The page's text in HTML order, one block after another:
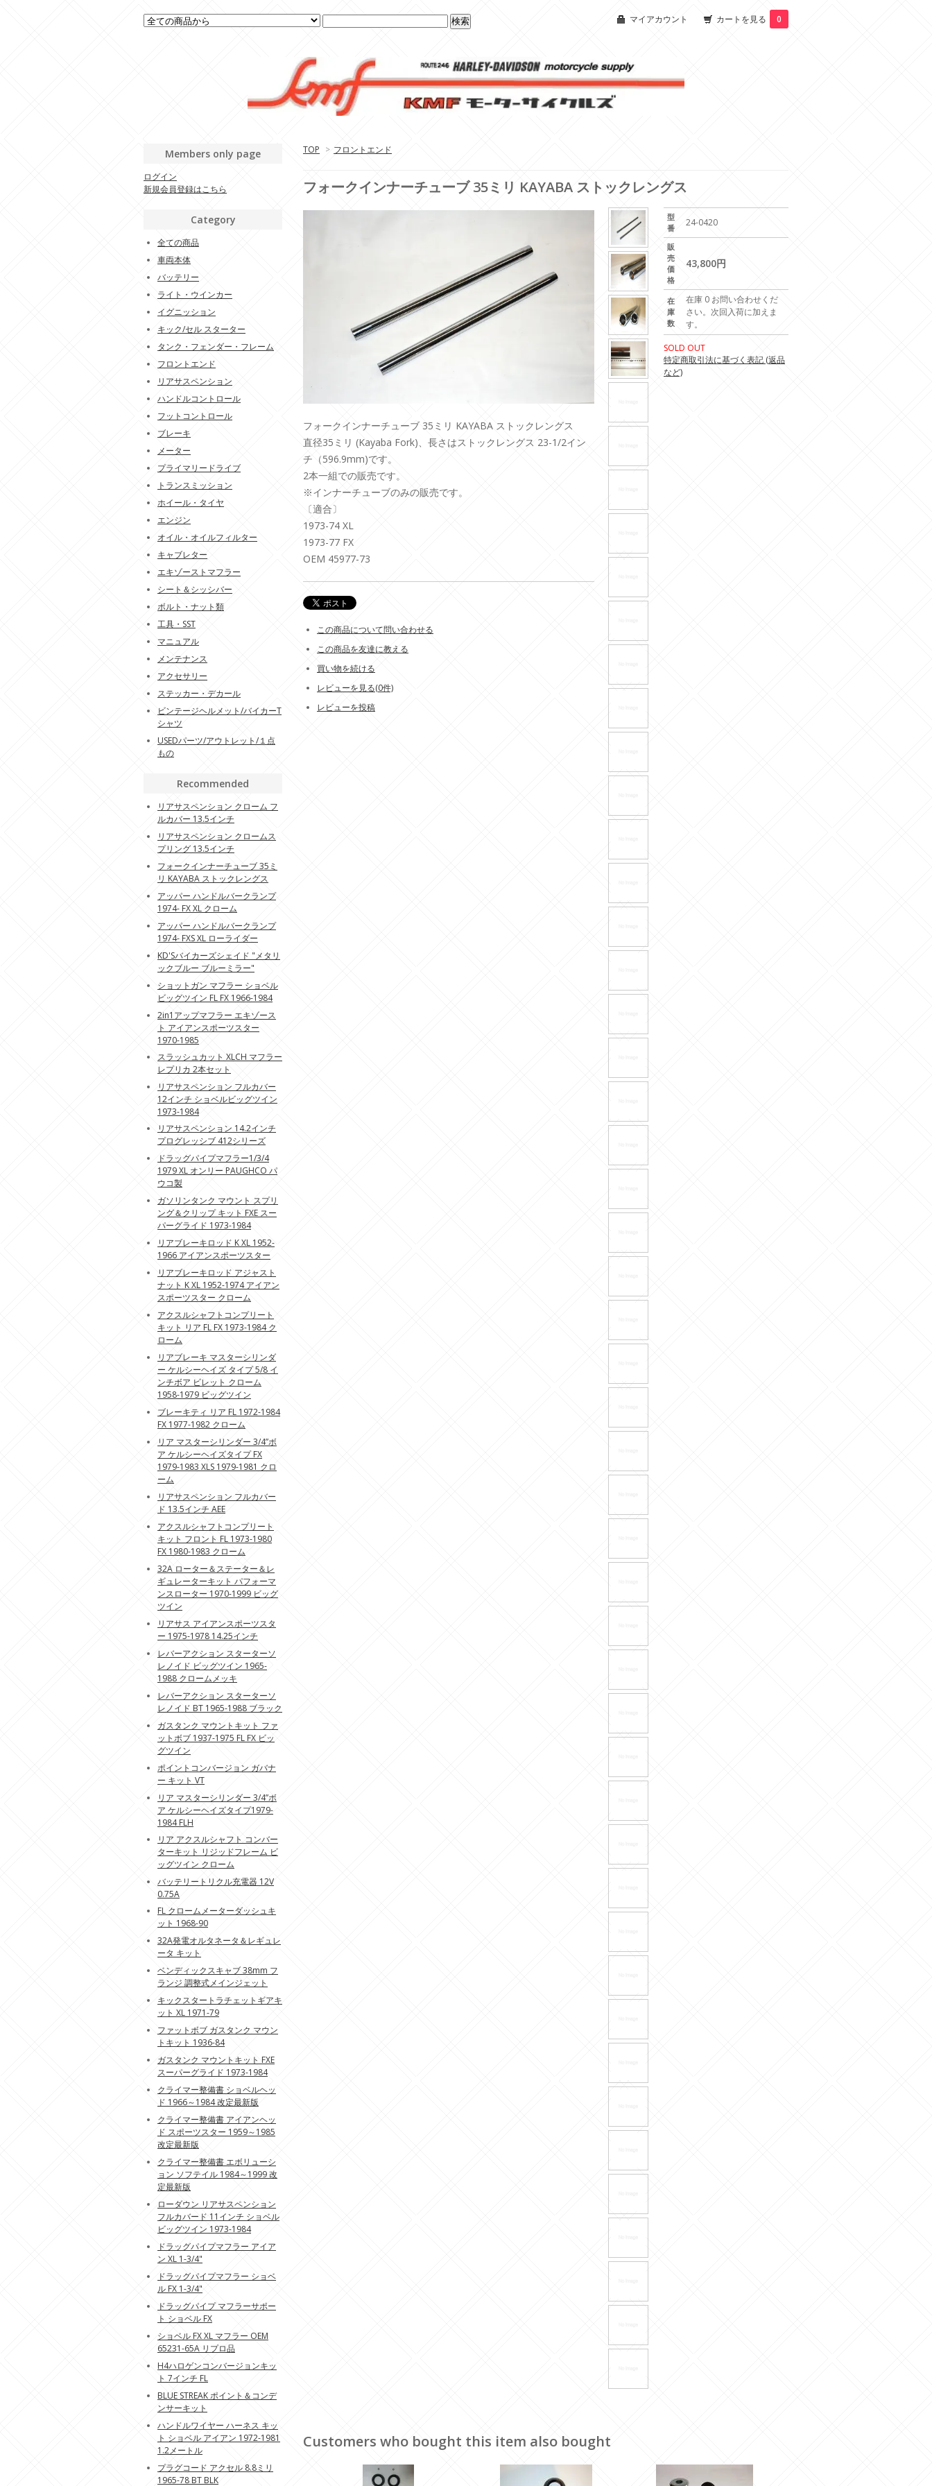
マイアカウント カートを見る 0
TOP > フロントエンド
フォークインナーチューブ 35ミリ KAYABA ストックレングス
型
番
24-0420
販
売
価
格
43,800円
在
庫
数
在庫 0 お問い合わせくだ
さい。次回入荷に加えま
す。
SOLD OUT
特定商取引法に基づく表記 (返品
など)
フォークインナーチューブ 35ミリ KAYABA ストックレングス
直径35ミリ (Kayaba Fork)、長さはストックレングス 23-1/2イン
チ（596.9mm)です。
2本一組での販売です。
※インナーチューブのみの販売です。
〔適合〕
1973-74 XL
1973-77 FX
OEM 45977-73
この商品について問い合わせる
この商品を友達に教える
買い物を続ける
レビューを見る(0件)
レビューを投稿
Customers who bought this item also bought
Members only page
ログイン
新規会員登録はこちら
Category
全ての商品
車両本体
バッテリー
ライト・ウインカー
イグニッション
キック/セル スターター
タンク・フェンダー・フレーム
フロントエンド
リアサスペンション
ハンドルコントロール
フットコントロール
ブレーキ
メーター
プライマリードライブ
トランスミッション
ホイール・タイヤ
エンジン
オイル・オイルフィルター
キャブレター
エキゾーストマフラー
シート＆シッシバー
ボルト・ナット類
工具・SST
マニュアル
メンテナンス
アクセサリー
ステッカー・デカール
ビンテージヘルメット/バイカーT
シャツ
USEDパーツ/アウトレット/１点
もの
Recommended
リアサスペンション クローム フ
ルカバー 13.5インチ
リアサスペンション クロームス
プリング 13.5インチ
フォークインナーチューブ 35ミ
リ KAYABA ストックレングス
アッパー ハンドルバークランプ
1974- FX XL クローム
アッパー ハンドルバークランプ
1974- FXS XL ローライダー
KD'Sバイカーズシェイド "メタリ
ックブルー ブルーミラー"
ショットガン マフラー ショベル
ビッグツイン FL FX 1966-1984
2in1アップマフラー エキゾース
ト アイアンスポーツスター
1970-1985
スラッシュカット XLCH マフラー
レプリカ 2本セット
リアサスペンション フルカバー
12インチ ショベルビッグツイン
1973-1984
リアサスペンション 14.2インチ
プログレッシブ 412シリーズ
ドラッグパイプマフラー1/3/4
1979 XL オンリー PAUGHCO パ
ウコ製
ガソリンタンク マウント スプリ
ング＆クリップ キット FXE スー
パーグライド 1973-1984
リアブレーキロッド K XL 1952-
1966 アイアンスポーツスター
リアブレーキロッド アジャスト
ナット K XL 1952-1974 アイアン
スポーツスター クローム
アクスルシャフトコンプリート
キット リア FL FX 1973-1984 ク
ローム
リアブレーキ マスターシリンダ
ー ケルシーヘイズ タイプ 5/8 イ
ンチボア ビレット クローム
1958-1979 ビッグツイン
ブレーキティ リア FL 1972-1984
FX 1977-1982 クローム
リア マスターシリンダー 3/4”ボ
ア ケルシーヘイズタイプ FX
1979-1983 XLS 1979-1981 クロ
ーム
リアサスペンション フルカバー
ド 13.5インチ AEE
アクスルシャフトコンプリート
キット フロント FL 1973-1980
FX 1980-1983 クローム
32A ローター＆ステーター＆レ
ギュレーターキット パフォーマ
ンスローター 1970-1999 ビッグ
ツイン
リアサス アイアンスポーツスタ
ー 1975-1978 14.25インチ
レバーアクション スターターソ
レノイド ビッグツイン 1965-
1988 クロームメッキ
レバーアクション スターターソ
レノイド BT 1965-1988 ブラック
ガスタンク マウントキット ファ
ットボブ 1937-1975 FL FX ビッ
グツイン
ポイントコンバージョン ガバナ
ー キット VT
リア マスターシリンダー 3/4”ボ
ア ケルシーヘイズタイプ1979-
1984 FLH
リア アクスルシャフト コンバー
ターキット リジッドフレーム ビ
ッグツイン クローム
バッテリートリクル充電器 12V
0.75A
FL クロームメーターダッシュキ
ット 1968-90
32A発電オルタネータ＆レギュレ
ータ キット
ベンディックスキャブ 38mm フ
ランジ 調整式メインジェット
キックスタートラチェットギアキ
ット XL 1971-79
ファットボブ ガスタンク マウン
トキット 1936-84
ガスタンク マウントキット FXE
スーパーグライド 1973-1984
クライマー整備書 ショベルヘッ
ド 1966～1984 改定最新版
クライマー整備書 アイアンヘッ
ド スポーツスター 1959～1985
改定最新版
クライマー整備書 エボリューシ
ョン ソフテイル 1984～1999 改
定最新版
ローダウン リアサスペンション
フルカバード 11インチ ショベル
ビッグツイン 1973-1984
ドラッグパイプマフラー アイア
ン XL 1-3/4"
ドラッグパイプマフラー ショベ
ル FX 1-3/4"
ドラッグパイプ マフラーサポー
ト ショベル FX
ショベル FX XL マフラー OEM
65231-65A リプロ品
H4ハロゲンコンバージョンキッ
ト 7インチ FL
BLUE STREAK ポイント＆コンデ
ンサーキット
ハンドルワイヤー ハーネス キッ
ト ショベル アイアン 1972-1981
1.2メートル
プラグコード アクセル 8.8ミリ
1965-78 BT BLK